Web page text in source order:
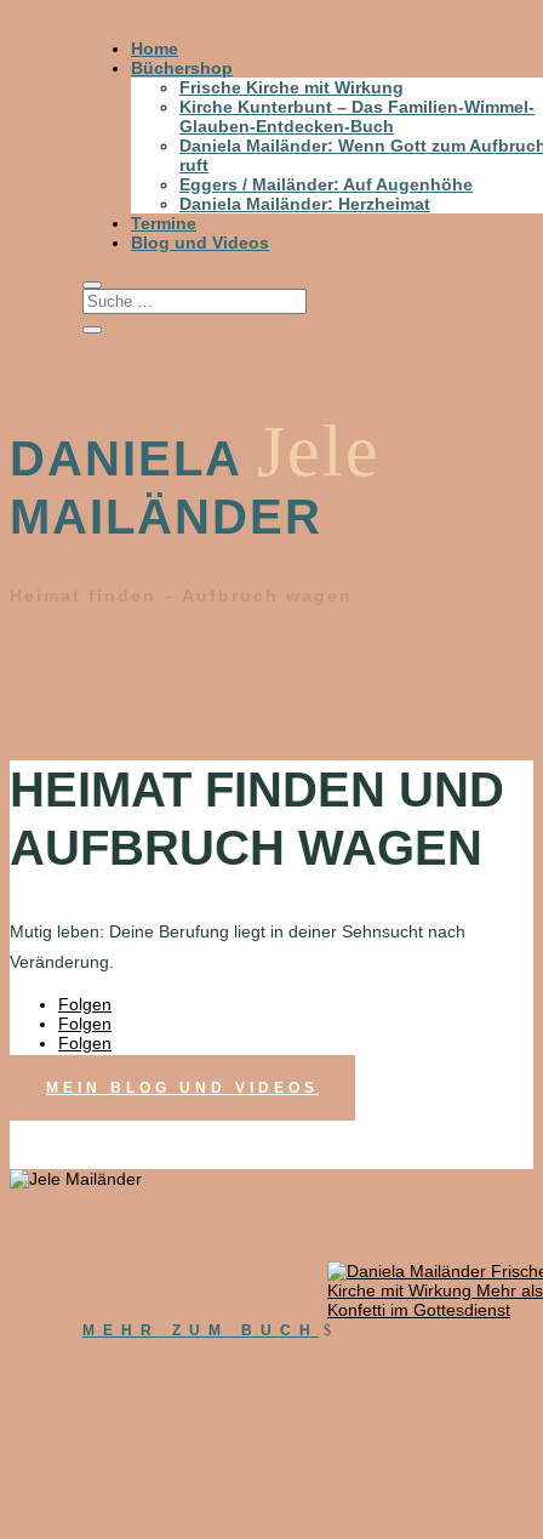
Home
Büchershop
Frische Kirche mit Wirkung
Kirche Kunterbunt – Das Familien-Wimmel-
Glauben-Entdecken-Buch
Daniela Mailänder: Wenn Gott zum
ruft
Eggers / Mailänder: Auf Augenhöhe
Daniela Mailänder: Herzheimat
Termine
Blog und Videos
DANIELA Jele
MAILÄNDER
HEIMAT FINDEN UND
AUFBRUCH WAGEN
Mutig leben: Deine Berufung liegt in deiner Sehnsucht nach
Veränderung.
Folgen
Folgen
Folgen
MEIN BLOG UND VIDEOS
MEHR ZUM BUCH